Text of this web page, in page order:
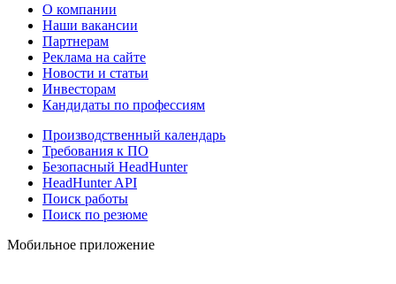
О компании
Наши вакансии
Партнерам
Реклама на сайте
Новости и статьи
Инвесторам
Кандидаты по профессиям
Производственный календарь
Требования к ПО
Безопасный HeadHunter
HeadHunter API
Поиск работы
Поиск по резюме
Мобильное приложение